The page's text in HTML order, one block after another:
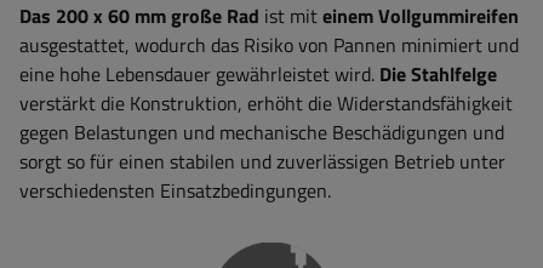
Das 200 x 60 mm große Rad ist miteinem Vollgummireifen
ausgestattet, wodurch das Risiko von Pannen minimiert und
eine hohe Lebensdauer gewährleistet wird. Die Stahlfelge
verstärkt die Konstruktion, erhöht die Widerstandsfähigkeit
gegen Belastungen und mechanische Beschädigungen und
sorgt so für einen stabilen und zuverlässigen Betrieb unter
verschiedensten Einsatzbedingungen.